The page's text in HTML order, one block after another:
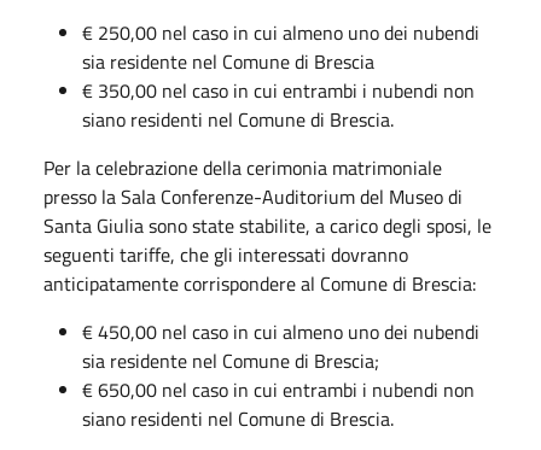
€ 250,00 nel caso in cui almeno uno dei nubendi
sia residente nel Comune di Brescia
€ 350,00 nel caso in cui entrambi i nubendi non
siano residenti nel Comune di Brescia.
Per la celebrazione della cerimonia matrimoniale
presso la Sala Conferenze-Auditorium del Museo di
Santa Giulia sono state stabilite, a carico degli sposi, le
seguenti tariffe, che gli interessati dovranno
anticipatamente corrispondere al Comune di Brescia:
€ 450,00 nel caso in cui almeno uno dei nubendi
sia residente nel Comune di Brescia;
€ 650,00 nel caso in cui entrambi i nubendi non
siano residenti nel Comune di Brescia.